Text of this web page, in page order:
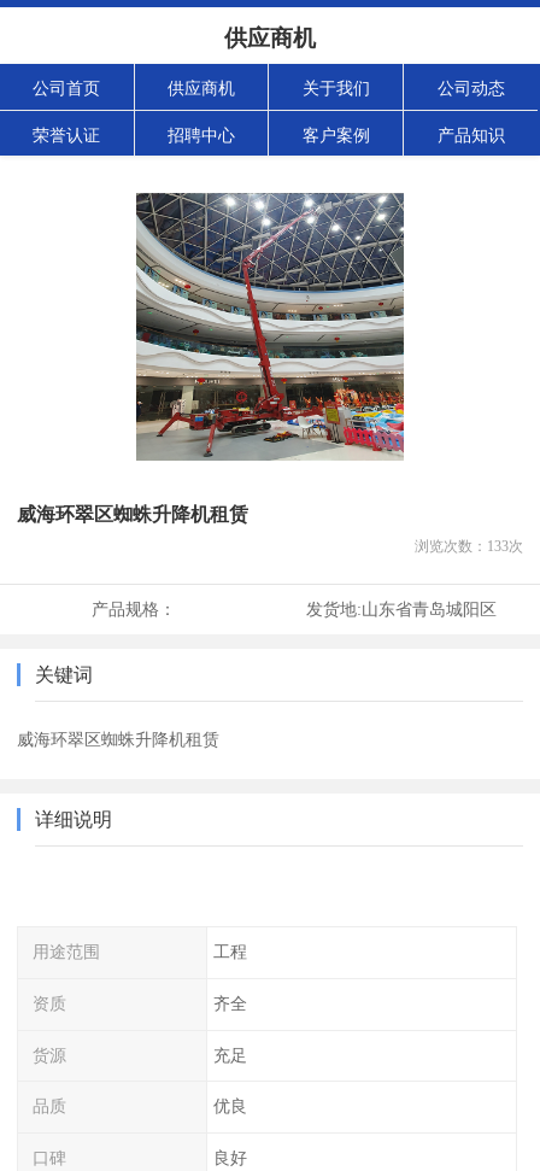
供应商机
公司首页 供应商机 关于我们 公司动态
荣誉认证 招聘中心 客户案例 产品知识
威海环翠区蜘蛛升降机租赁
浏览次数： 133次
产品规格： 发货地:山东省青岛城阳区
关键词
威海环翠区蜘蛛升降机租赁
详细说明
用途范围 工程
资质 齐全
货源 充足
品质 优良
口碑 良好